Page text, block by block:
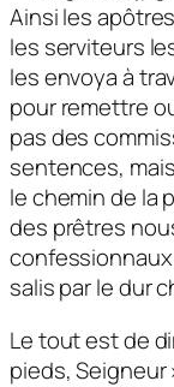
Ainsi les
les serviteurs
les envoya à
pour remettre
pas des
sentences,
le chemin de la
des prêtres
salis par le dur
Le tout est de
pieds, Seigneur